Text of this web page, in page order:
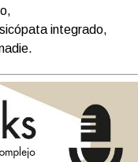
integrado,